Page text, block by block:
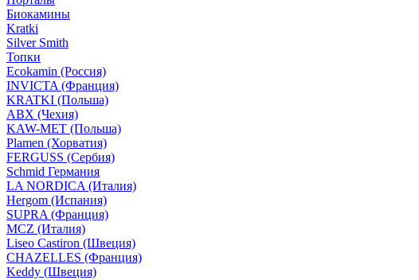
Биокамины
Kratki
Silver Smith
Топки
Ecokamin (Россия)
INVICTA (Франция)
KRATKI (Польша)
ABX (Чехия)
KAW-MET (Польша)
Plamen (Хорватия)
FERGUSS (Сербия)
Schmid Германия
LA NORDICA (Италия)
Hergom (Испания)
SUPRA (Франция)
MCZ (Италия)
Liseo Castiron (Швеция)
CHAZELLES (Франция)
Keddy (Швеция)